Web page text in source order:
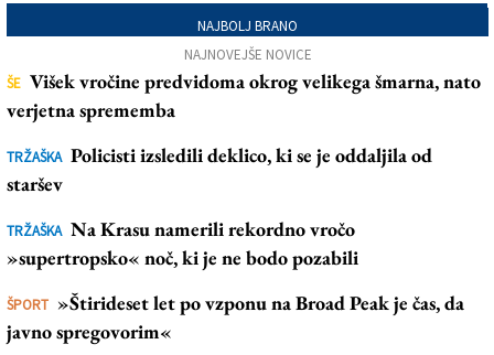
NAJBOLJ BRANO
NAJNOVEJŠE NOVICE
ŠE Višek vročine predvidoma okrog velikega šmarna, nato
verjetna sprememba
TRŽAŠKA Policisti izsledili deklico, ki se je oddaljila od
staršev
TRŽAŠKA Na Krasu namerili rekordno vročo
»supertropsko« noč, ki je ne bodo pozabili
ŠPORT »Štirideset let po vzponu na Broad Peak je čas, da
javno spregovorim«